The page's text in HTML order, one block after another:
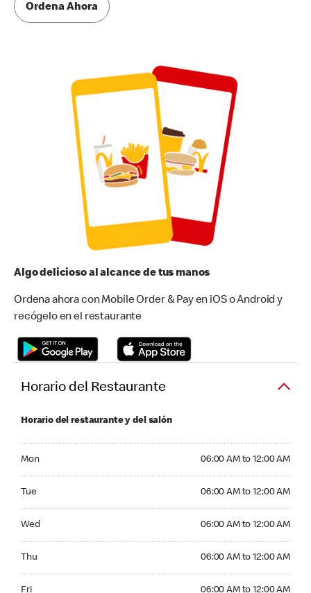
Ordena Ahora
Algo delicioso al alcance de tus manos
Ordena ahora con Mobile Order & Pay en iOS o Android y
recógelo en el restaurante
Horario del Restaurante
Horario del restaurante y del salón
Mon 06:00 AM to 12:00 AM
Tue 06:00 AM to 12:00 AM
Wed 06:00 AM to 12:00 AM
Thu 06:00 AM to 12:00 AM
Fri 06:00 AM to 12:00 AM